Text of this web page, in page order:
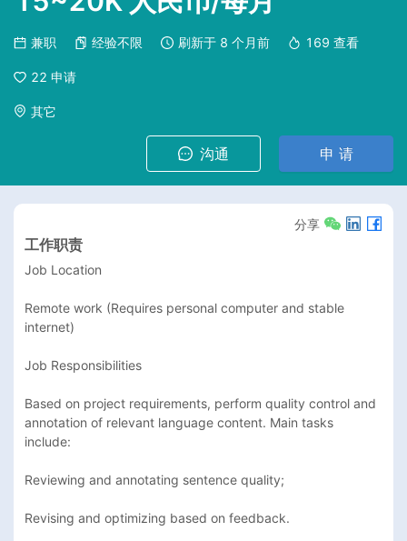
兼职 经验不限 刷新于 8 个月前 169 查看
22 申请
其它
沟通 申 请
分享
工作职责
Job Location
Remote work (Requires personal computer and stable
internet)
Job Responsibilities
Based on project requirements, perform quality control and
annotation of relevant language content. Main tasks
include:
Reviewing and annotating sentence quality;
Revising and optimizing based on feedback.